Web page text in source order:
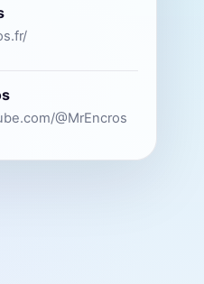
@MrEncros